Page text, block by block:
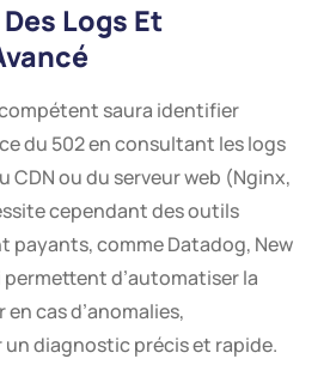
Logs Et
saura identifier
du 502 en consultant les logs
CDN ou du serveur web (Nginx,
cependant des outils
payants, comme Datadog, New
permettent d’automatiser la
cas d’anomalies,
diagnostic précis et rapide.